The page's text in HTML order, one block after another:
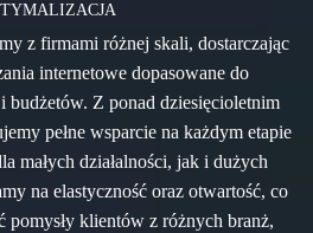
z firmami różnej skali, dostarczając
internetowe dopasowane do
Z ponad dziesięcioletnim
pełne wsparcie na każdym etapie
małych działalności, jak i dużych
na elastyczność oraz otwartość, co
pomysły klientów z różnych branż,